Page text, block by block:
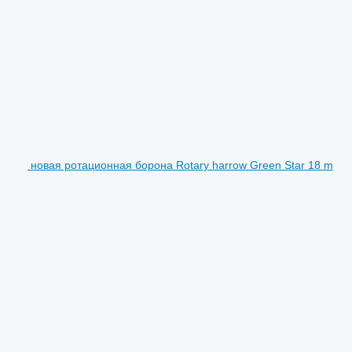
новая ротационная борона Rotary harrow Green Star 18 m